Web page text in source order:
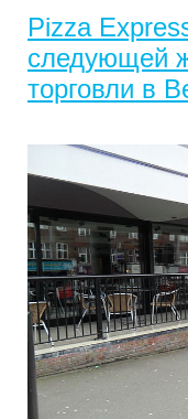
Pizza
следующей
торговли в